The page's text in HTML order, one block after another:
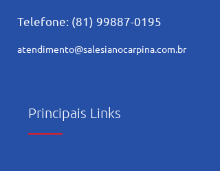
Telefone: (81) 99887-0195
atendimento@salesianocarpina.com.br
Principais Links